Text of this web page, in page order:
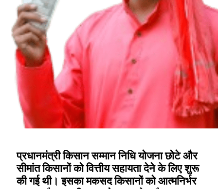
प्रधानमंत्री किसान सम्मान निधि योजना छोटे और
सीमांत किसानों को वित्तीय सहायता देने के लिए शुरू
की गई थी। इसका मकसद किसानों को आत्मनिर्भर